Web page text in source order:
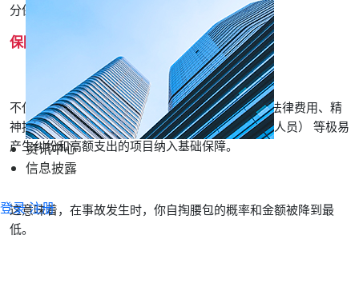
资讯中心
信息披露
登录注册
分保费都用在了全方位风险转移的效果上：
保障更“厚”
不仅覆盖标准的“人身伤亡、财产损失”，我们还将法律费用、精
神损害赔偿、随团工作人员（含兼职、司机、医护人员）
等极易
产生纠纷和高额支出的项目纳入基础保障。
这意味着，在事故发生时，你自掏腰包的概率和金额被降到最
低。